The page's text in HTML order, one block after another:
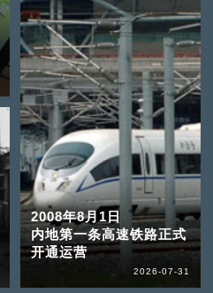
2008年8月1日
内地第一条高速铁路正式
开通运营
2026-07-31